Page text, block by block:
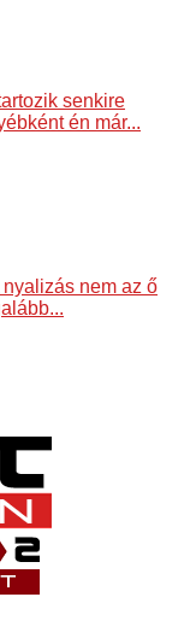
senkire
én már...
nem az ő